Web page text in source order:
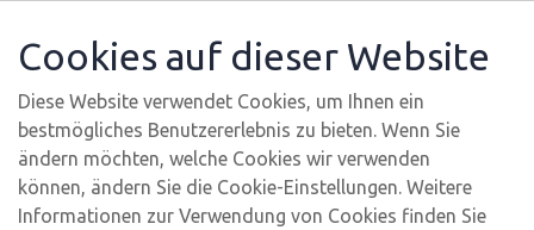
Cookies auf dieser Website
Diese Website verwendet Cookies, um Ihnen ein
bestmögliches Benutzererlebnis zu bieten. Wenn Sie
ändern möchten, welche Cookies wir verwenden
können, ändern Sie die Cookie-Einstellungen. Weitere
Informationen zur Verwendung von Cookies finden Sie